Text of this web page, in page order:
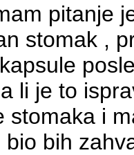
pitanje
stomak ,
li je to
stomaka i
bih